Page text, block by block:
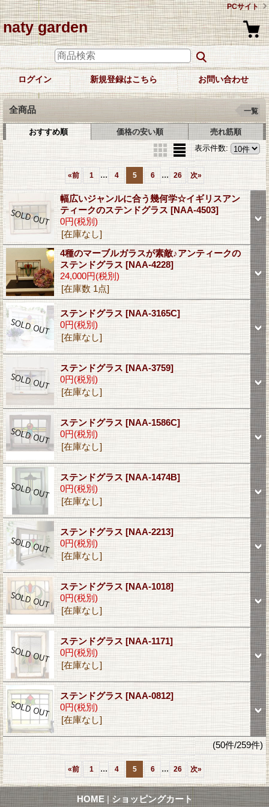
PCサイト
naty garden
ログイン 新規登録はこちら お問い合わせ
全商品 一覧
おすすめ順 価格の安い順
売れ筋順
表示件数:
«前 1 ... 4 5 6 ... 26 次»
幅広いジャンルに合う幾何学☆イギリスアン
ティークのステンドグラス [NAA-4503]
0円(税別)
[在庫なし]
4種のマーブルガラスが素敵♪アンティークの
ステンドグラス [NAA-4228]
24,000円(税別)
[在庫数 1点]
ステンドグラス [NAA-3165C]
0円(税別)
[在庫なし]
ステンドグラス [NAA-3759]
0円(税別)
[在庫なし]
ステンドグラス [NAA-1586C]
0円(税別)
[在庫なし]
ステンドグラス [NAA-1474B]
0円(税別)
[在庫なし]
ステンドグラス [NAA-2213]
0円(税別)
[在庫なし]
ステンドグラス [NAA-1018]
0円(税別)
[在庫なし]
ステンドグラス [NAA-1171]
0円(税別)
[在庫なし]
ステンドグラス [NAA-0812]
0円(税別)
[在庫なし]
(50件/259件)
«前 1 ... 4 5 6 ... 26 次»
HOME | ショッピングカート